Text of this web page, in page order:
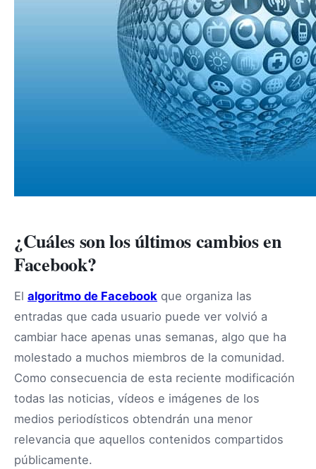
¿Cuáles son los últimos cambios en
Facebook?
El algoritmo de Facebook que organiza las
entradas que cada usuario puede ver volvió a
cambiar hace apenas unas semanas, algo que ha
molestado a muchos miembros de la comunidad.
Como consecuencia de esta reciente modificación
todas las noticias, vídeos e imágenes de los
medios periodísticos obtendrán una menor
relevancia que aquellos contenidos compartidos
públicamente.